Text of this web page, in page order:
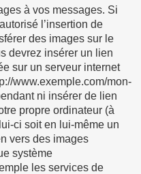
à vos messages. Si
l’insertion de
des images sur le
devrez insérer un lien
sur un serveur internet
www.exemple.com/mon-
ni insérer de lien
propre ordinateur (à
ci soit en lui-même un
vers des images
système
les services de